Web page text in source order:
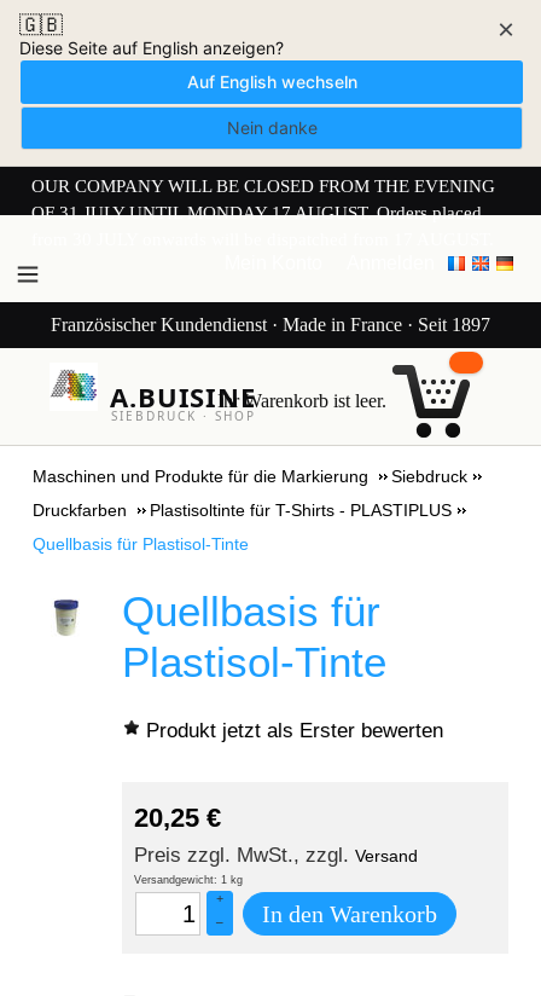
🇬🇧
Diese Seite auf English anzeigen?
Auf English wechseln
Nein danke
×
OUR COMPANY WILL BE CLOSED FROM THE EVENING
OF 31 JULY UNTIL MONDAY 17 AUGUST. Orders placed
Französischer Kundendienst · Made in France · Seit 1897
A.BUISINE
SIEBDRUCK · SHOP
Ihr Warenkorb ist leer.
Maschinen und Produkte für die Markierung
Siebdruck
Druckfarben
Plastisoltinte für T-Shirts - PLASTIPLUS
Quellbasis für Plastisol-Tinte
Quellbasis für
Plastisol-Tinte
Produkt jetzt als Erster bewerten
20,25 €
Preis zzgl. MwSt., zzgl. Versand
Versandgewicht: 1 kg
+
–
In den Warenkorb